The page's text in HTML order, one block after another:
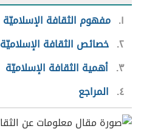
١ مفهوم الثقافة الإسلاميّة
٢ خصائص الثقافة الإسلاميّة
٣ أهمية الثقافة الإسلاميّة
٤
المراجع